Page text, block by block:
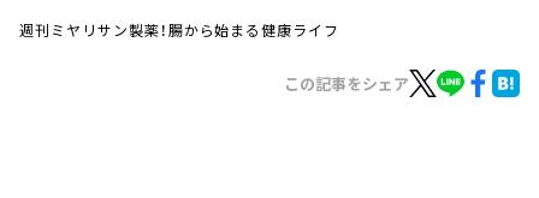
週刊ミヤリサン製薬！腸から始まる健康ライフ
この記事をシェア